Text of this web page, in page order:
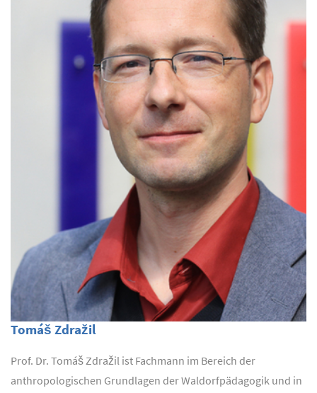
Tomáš Zdražil
Prof. Dr. Tomáš Zdražil ist Fachmann im Bereich der
anthropologischen Grundlagen der Waldorfpädagogik und in